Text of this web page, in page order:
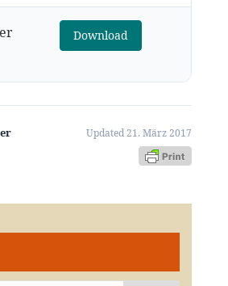
Download
Updated 21. März 2017